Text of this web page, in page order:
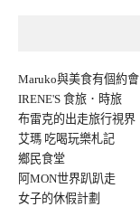
Maruko與美食有個約會
IRENE'S 食旅．時旅
布雷克的出走旅行視界
艾瑪 吃喝玩樂札記
鄉民食堂
阿MON世界趴趴走
女子的休假計劃